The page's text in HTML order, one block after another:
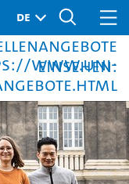
interessante
einsehen:
www.uni-